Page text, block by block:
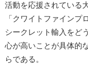
活動を応援されている
「クワイトファインプ
シークレット輸入をど
心が高いことが具体的
らである。